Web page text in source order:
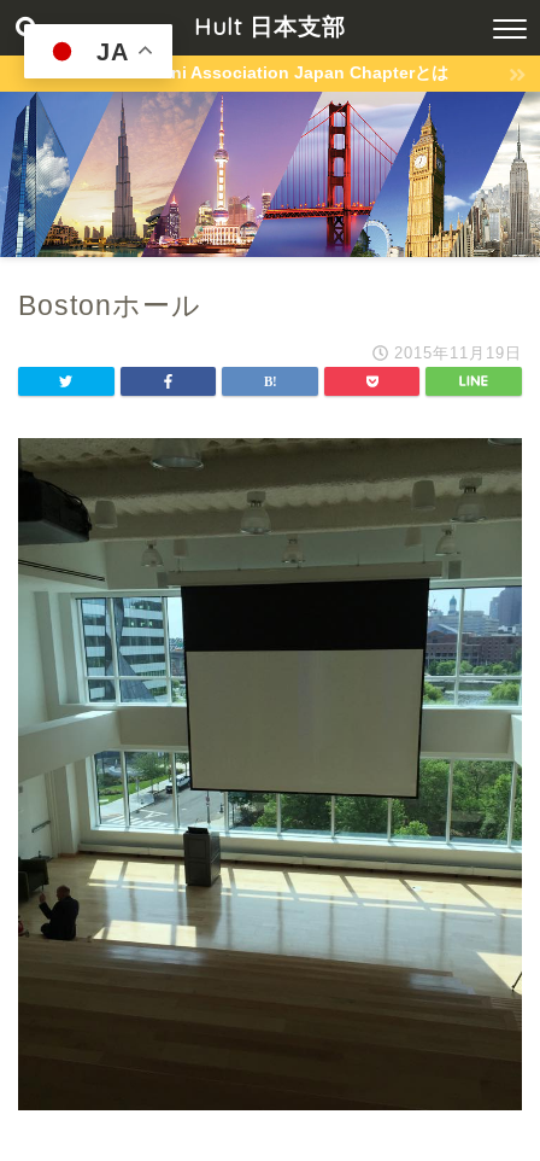
Hult 日本支部
Hult Alumni Association Japan Chapterとは
Bostonホール
2015年11月19日
JA